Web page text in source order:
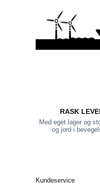
RASK
Med eget lager og
og jord i
Kundeservice